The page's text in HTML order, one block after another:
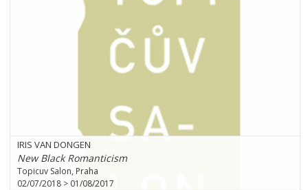
IRIS VAN DONGEN
New Black Romanticism
Topicuv Salon, Praha
02/07/2018 > 01/08/2017